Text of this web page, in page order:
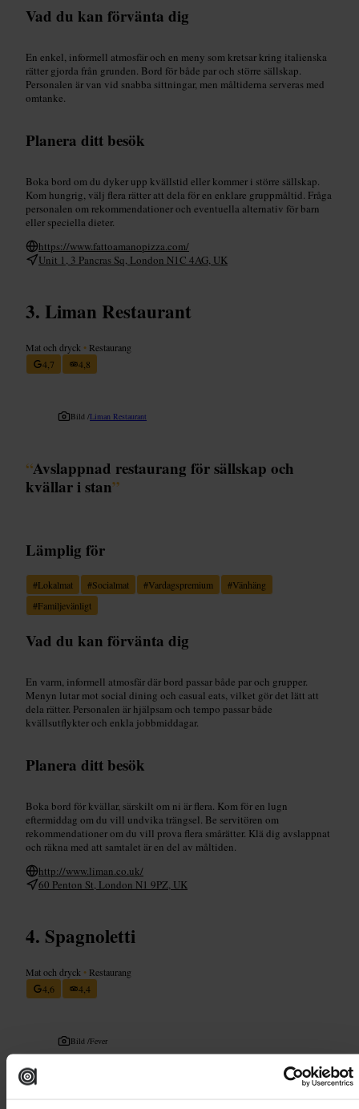
Vad du kan förvänta dig
En enkel, informell atmosfär och en meny som kretsar kring italienska
rätter gjorda från grunden. Bord för både par och större sällskap.
Personalen är van vid snabba sittningar, men måltiderna serveras med
omtanke.
Planera ditt besök
Boka bord om du dyker upp kvällstid eller kommer i större sällskap.
Kom hungrig, välj flera rätter att dela för en enklare gruppmåltid. Fråga
personalen om rekommendationer och eventuella alternativ för barn
eller speciella dieter.
https://www.fattoamanopizza.com/
Unit 1, 3 Pancras Sq, London N1C 4AG, UK
Liman Restaurant
Mat och dryck • Restaurang
4,7
4,8
Bild /Liman Restaurant
“Avslappnad restaurang för sällskap och
kvällar i stan”
Lämplig för
#Lokalmat #Socialmat #Vardagspremium #Vänhäng
#Familjevänligt
Vad du kan förvänta dig
En varm, informell atmosfär där bord passar både par och grupper.
Menyn lutar mot social dining och casual eats, vilket gör det lätt att
dela rätter. Personalen är hjälpsam och tempo passar både
kvällsutflykter och enkla jobbmiddagar.
Planera ditt besök
Boka bord för kvällar, särskilt om ni är flera. Kom för en lugn
eftermiddag om du vill undvika trängsel. Be servitören om
rekommendationer om du vill prova flera smårätter. Klä dig avslappnat
och räkna med att samtalet är en del av måltiden.
http://www.liman.co.uk/
60 Penton St, London N1 9PZ, UK
Spagnoletti
Mat och dryck • Restaurang
4,6
4,4
Bild /Fever
“En pålitlig måltidsadress i centrala London.”